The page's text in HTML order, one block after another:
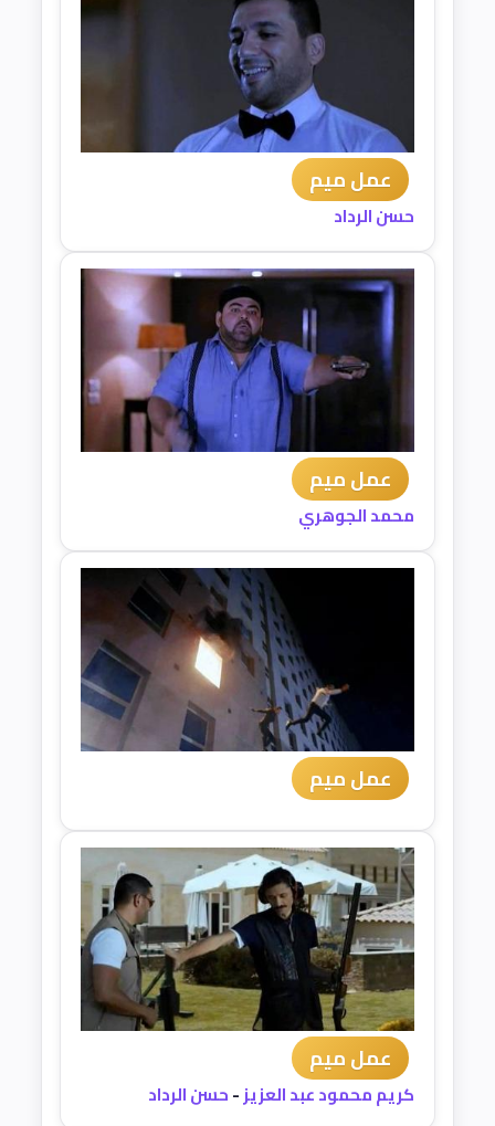
عمل ميم
حسن الرداد
عمل ميم
محمد الجوهري
عمل ميم
عمل ميم
كريم محمود عبد العزيز-حسن الرداد